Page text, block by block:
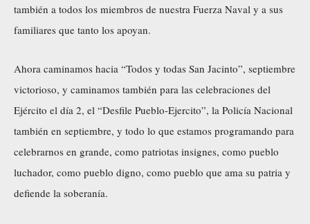
también a todos los miembros de nuestra Fuerza Naval y a sus
familiares que tanto los apoyan.
Ahora caminamos hacia “Todos y todas San Jacinto”, septiembre
victorioso, y caminamos también para las celebraciones del
Ejército el día 2, el “Desfile Pueblo-Ejercito”, la Policía Nacional
también en septiembre, y todo lo que estamos programando para
celebrarnos en grande, como patriotas insignes, como pueblo
luchador, como pueblo digno, como pueblo que ama su patria y
defiende la soberanía.